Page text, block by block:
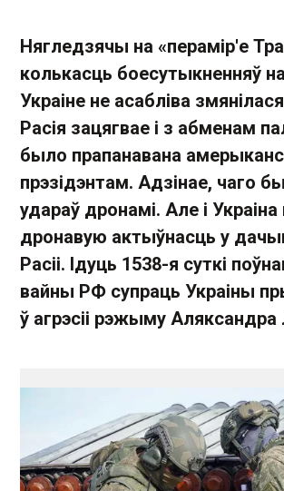
Нягледзячы на «перамір'е
колькасць боесутыкненняў
Украіне не асабліва
Расія зацягвае і з абменам
было прапанавана
прэзідэнтам. Адзінае, чаго
удараў дронамі. Але і
дронавую актыўнасць у
Расіі. Ідуць 1538-я суткі
вайны РФ супраць Украіны
ў агрэсіі рэжыму Аляксандра